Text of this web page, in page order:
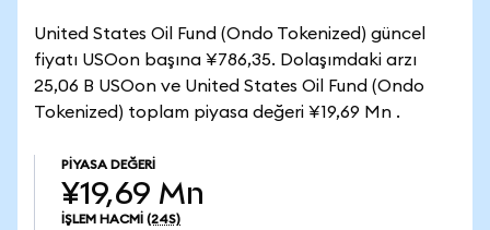
United States Oil Fund (Ondo Tokenized) güncel
fiyatı USOon başına ¥786,35. Dolaşımdaki arzı
25,06 B USOon ve United States Oil Fund (Ondo
Tokenized) toplam piyasa değeri ¥19,69 Mn .
PIYASA DEĞERI
¥19,69 Mn
İŞLEM HACMI (24S)